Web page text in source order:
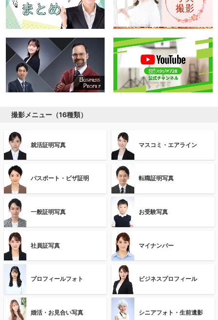
撮影メニュー（16種類）
就活証明写真 マスコミ・エアライン
パスポート・ビザ証明 転職証明写真
一般証明写真 お受験写真
社員証写真 マイナンバー
プロフィールフォト ビジネスプロフィール
婚活・お見合い写真 シニアフォト・生前遺影